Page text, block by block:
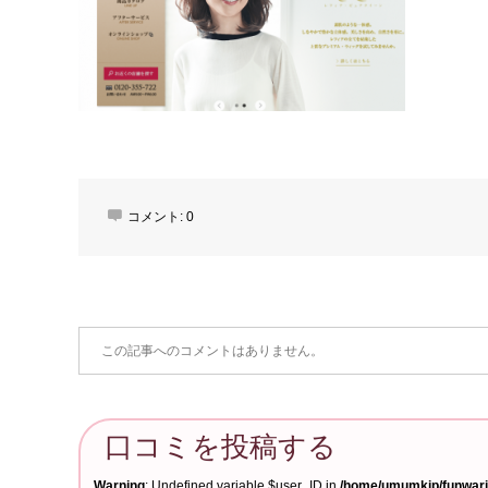
コメント: 0
この記事へのコメントはありません。
口コミを投稿する